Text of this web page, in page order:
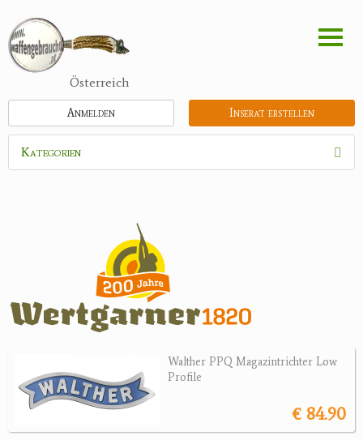
zum
Inhalt
Österreich
Inserat erstellen
Anmelden
Kategorien
Zubehör
Jagdreviere
Bücher, Videos
Walther PPQ Magazintrichter Low
Profile
€ 84.90